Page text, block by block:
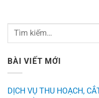
BÀI VIẾT MỚI
DỊCH VỤ THU HOẠCH,